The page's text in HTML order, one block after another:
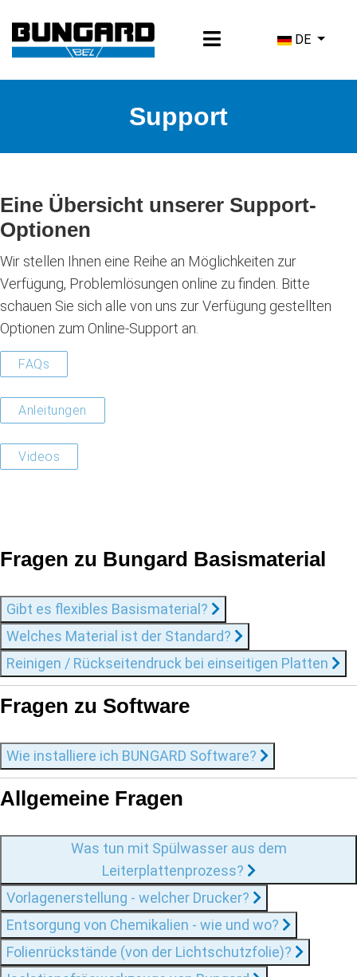
Sprache
DE
Support
Eine Übersicht unserer Support-
Optionen
Wir stellen Ihnen eine Reihe an Möglichkeiten zur
Verfügung, Problemlösungen online zu finden. Bitte
schauen Sie sich alle von uns zur Verfügung gestellten
Optionen zum Online-Support an.
FAQs
Anleitungen
Videos
Fragen zu Bungard Basismaterial
Gibt es flexibles Basismaterial?
Welches Material ist der Standard?
Reinigen / Rückseitendruck bei einseitigen Platten
Fragen zu Software
Wie installiere ich BUNGARD Software?
Allgemeine Fragen
Was tun mit Spülwasser aus dem
Leiterplattenprozess?
Vorlagenerstellung - welcher Drucker?
Entsorgung von Chemikalien - wie und wo?
Folienrückstände (von der Lichtschutzfolie)?